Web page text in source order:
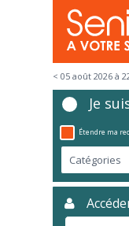
< 05 août 2026 à
Je
Étendre ma